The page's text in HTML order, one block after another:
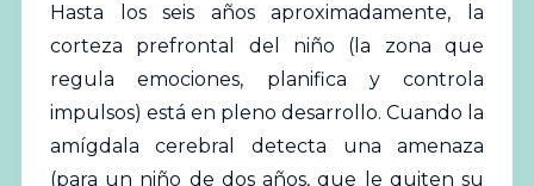
Hasta los seis años aproximadamente, la
corteza prefrontal del niño (la zona que
regula emociones, planifica y controla
impulsos) está en pleno desarrollo. Cuando la
amígdala cerebral detecta una amenaza
(para un niño de dos años, que le quiten su